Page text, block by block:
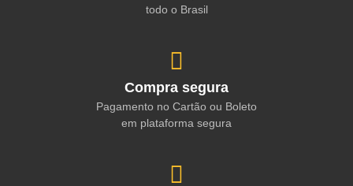
todo o Brasil
Compra segura
Pagamento no Cartão ou Boleto
em plataforma segura